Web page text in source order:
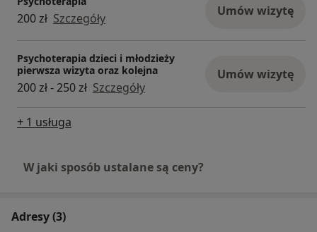
200 zł Szczegóły Umów wizytę
Psychoterapia dzieci i młodzieży
pierwsza wizyta oraz kolejna
200 zł - 250 zł Szczegóły
Umów wizytę
+ 1 usługa
W jaki sposób ustalane są ceny?
Adresy (3)